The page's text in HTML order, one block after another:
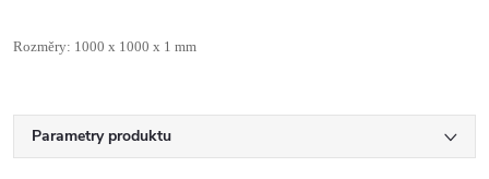
Rozměry: 1000 x 1000 x 1 mm
Parametry produktu